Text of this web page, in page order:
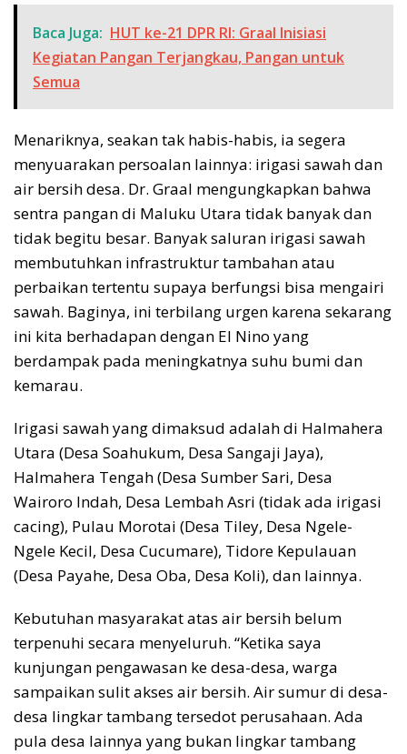
Baca Juga: HUT ke-21 DPR RI: Graal Inisiasi
Kegiatan Pangan Terjangkau, Pangan untuk
Semua
Menariknya, seakan tak habis-habis, ia segera
menyuarakan persoalan lainnya: irigasi sawah dan
air bersih desa. Dr. Graal mengungkapkan bahwa
sentra pangan di Maluku Utara tidak banyak dan
tidak begitu besar. Banyak saluran irigasi sawah
membutuhkan infrastruktur tambahan atau
perbaikan tertentu supaya berfungsi bisa mengairi
sawah. Baginya, ini terbilang urgen karena sekarang
ini kita berhadapan dengan El Nino yang
berdampak pada meningkatnya suhu bumi dan
kemarau.
Irigasi sawah yang dimaksud adalah di Halmahera
Utara (Desa Soahukum, Desa Sangaji Jaya),
Halmahera Tengah (Desa Sumber Sari, Desa
Wairoro Indah, Desa Lembah Asri (tidak ada irigasi
cacing), Pulau Morotai (Desa Tiley, Desa Ngele-
Ngele Kecil, Desa Cucumare), Tidore Kepulauan
(Desa Payahe, Desa Oba, Desa Koli), dan lainnya.
Kebutuhan masyarakat atas air bersih belum
terpenuhi secara menyeluruh. “Ketika saya
kunjungan pengawasan ke desa-desa, warga
sampaikan sulit akses air bersih. Air sumur di desa-
desa lingkar tambang tersedot perusahaan. Ada
pula desa lainnya yang bukan lingkar tambang